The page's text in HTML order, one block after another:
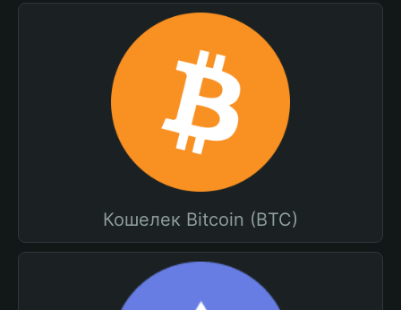
Кошелек Bitcoin (BTC)